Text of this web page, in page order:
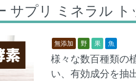
サプリ ミネラル ト
無添加 野 果 魚
様々な数百種類の
い、有効成分を抽